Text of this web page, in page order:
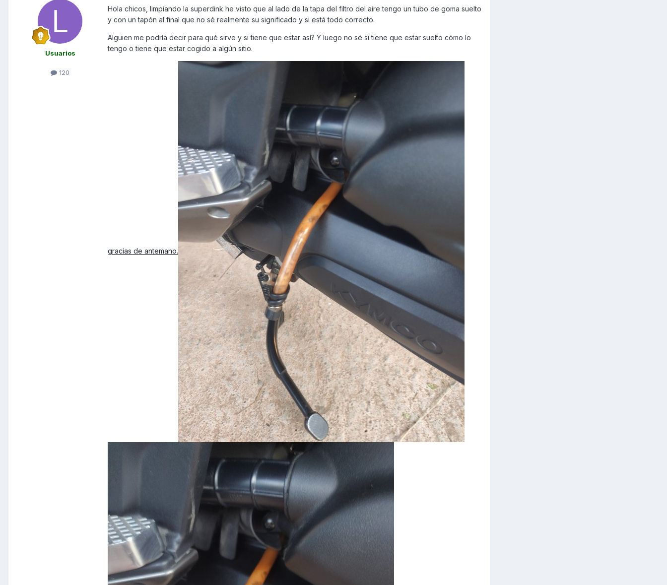
Usuarios
120
Hola chicos, limpiando la superdink he visto que al lado de la tapa del filtro del aire tengo un tubo de goma suelto
y con un tapón al final que no sé realmente su significado y si está todo correcto.
Alguien me podría decir para qué sirve y si tiene que estar así? Y luego no sé si tiene que estar suelto cómo lo
tengo o tiene que estar cogido a algún sitio.
gracias de antemano.